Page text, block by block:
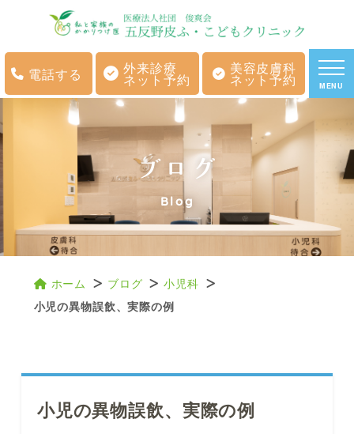
電話する 外来診療
ネット予約
美容皮膚科
ネット予約 MENU
ブログ
Blog
ホーム ブログ
小児科
小児の異物誤飲、実際の例
小児の異物誤飲、実際の例